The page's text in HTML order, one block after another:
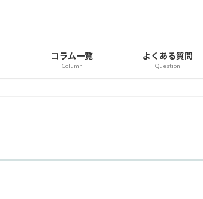
コラム一覧
Column
よくある質問
Question